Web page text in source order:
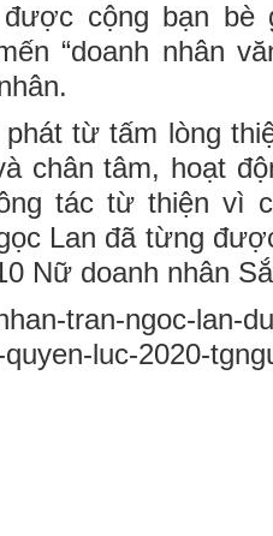
cộng bạn bè
“doanh nhân
từ tấm lòng
chân tâm, hoạt
tác từ thiện vì
Lan đã từng
Nữ doanh nhân